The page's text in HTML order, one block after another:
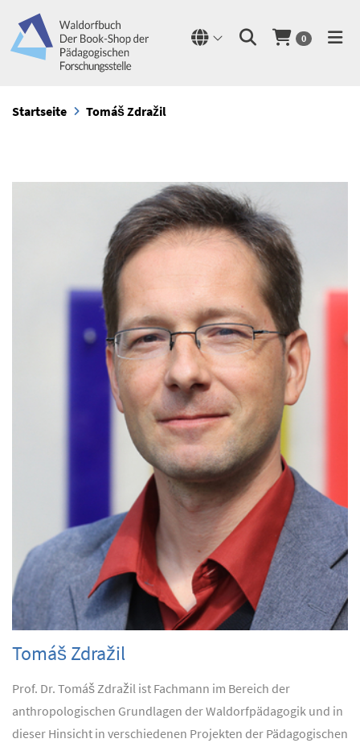
0
Startseite Tomáš Zdražil
Tomáš Zdražil
Prof. Dr. Tomáš Zdražil ist Fachmann im Bereich der
anthropologischen Grundlagen der Waldorfpädagogik und in
dieser Hinsicht in verschiedenen Projekten der Pädagogischen